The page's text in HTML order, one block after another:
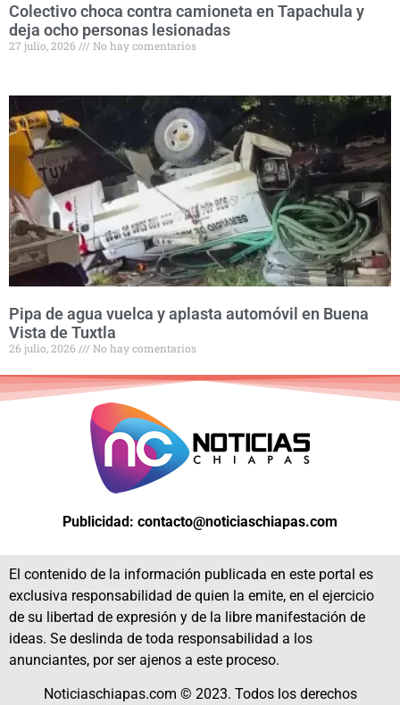
Colectivo choca contra camioneta en Tapachula y
deja ocho personas lesionadas
27 julio, 2026 No hay comentarios
Pipa de agua vuelca y aplasta automóvil en Buena
Vista de Tuxtla
26 julio, 2026 No hay comentarios
Publicidad: contacto@noticiaschiapas.com
El contenido de la información publicada en este portal es
exclusiva responsabilidad de quien la emite, en el ejercicio
de su libertad de expresión y de la libre manifestación de
ideas. Se deslinda de toda responsabilidad a los
anunciantes, por ser ajenos a este proceso.
Noticiaschiapas.com © 2023. Todos los derechos